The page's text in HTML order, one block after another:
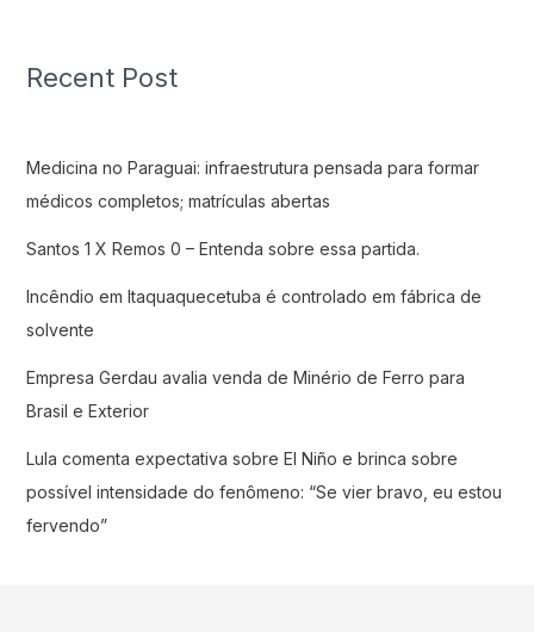
Recent Post
Medicina no Paraguai: infraestrutura pensada para formar
médicos completos; matrículas abertas
Santos 1 X Remos 0 – Entenda sobre essa partida.
Incêndio em Itaquaquecetuba é controlado em fábrica de
solvente
Empresa Gerdau avalia venda de Minério de Ferro para
Brasil e Exterior
Lula comenta expectativa sobre El Niño e brinca sobre
possível intensidade do fenômeno: “Se vier bravo, eu estou
fervendo”